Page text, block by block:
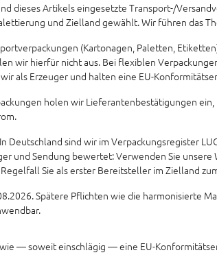
dieses Artikels eingesetzte Transport-/
und Zielland gewählt. Wir führen das
(Kartonagen, Paletten,
wir hierfür nicht aus. Bei flexiblen
als Erzeuger und halten eine EU-
holen wir Lieferantenbestätigungen
In Deutschland sind wir im Verpackungsregister
und Sendung bewertet: Verwenden Sie
Sie als erster Bereitsteller im Zielland
Spätere Pflichten wie die harmonisierte
— soweit einschlägig — eine EU-